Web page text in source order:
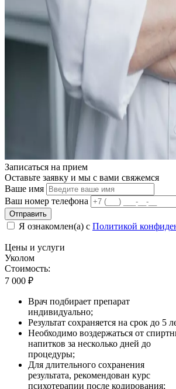
Записаться на прием
Оставьте заявку и мы с вами свяжемся
Ваше имя
Ваш номер телефона
Отправить
Я ознакомлен(а) с Политикой
Цены и услуги
Уколом
Стоимость:
7 000 ₽
Врач подбирает препарат
индивидуально;
Результат сохраняется на срок до 5
Необходимо воздержаться от
напитков за несколько дней до
процедуры;
Для длительного сохранения
результата, рекомендован курс
психотерапии после кодирования;